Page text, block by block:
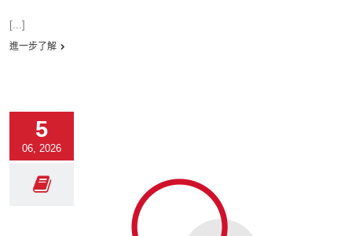
[...]
進一步了解
5
06, 2026